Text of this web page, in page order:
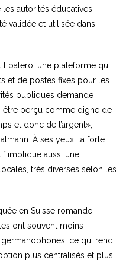
autorités éducatives,
validée et utilisée dans
une plateforme qui
et de postes fixes pour les
publiques demande
être perçu comme digne de
et donc de l’argent»,
À ses yeux, la forte
implique aussi une
très diverses selon les
en Suisse romande.
ont souvent moins
ce qui rend
plus centralisés et plus